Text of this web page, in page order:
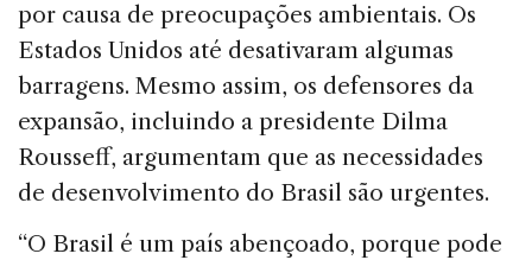
por causa de preocupações ambientais. Os
Estados Unidos até desativaram algumas
barragens. Mesmo assim, os defensores da
expansão, incluindo a presidente Dilma
Rousseff, argumentam que as necessidades
de desenvolvimento do Brasil são urgentes.
“O Brasil é um país abençoado, porque pode